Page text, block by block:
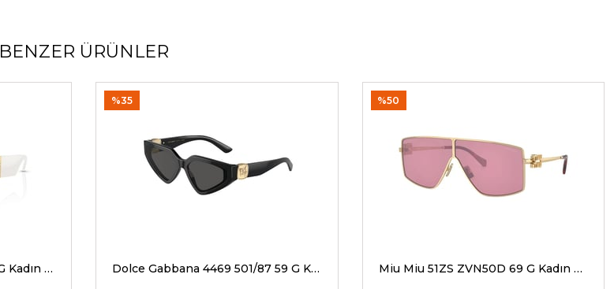
BENZER ÜRÜNLER
Versace 4466U 546280 54 G Kadın Güneş Gözlükleri Dolce Gabbana 4469 501/87 59 G Kadın Güneş Gözlükleri
%35
Miu Miu 51ZS ZVN50D 69 G Kadın Güneş Gözlükleri
%50